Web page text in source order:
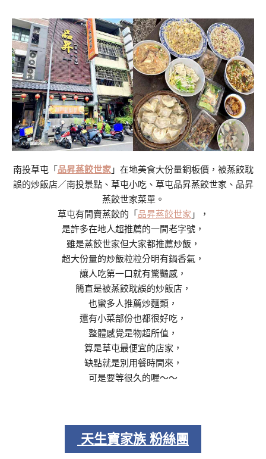
南投草屯「 品昇蒸餃世家」在地美食大份量銅板價，被蒸餃耽
誤的炒飯店／南投景點、草屯小吃、草屯品昇蒸餃世家、品昇
蒸餃世家菜單。
草屯有間賣蒸餃的「 品昇蒸餃世家 」，
是許多在地人超推薦的一間老字號，
雖是蒸餃世家但大家都推薦炒飯，
超大份量的炒飯粒粒分明有鍋香氣，
讓人吃第一口就有驚豔感，
簡直是被蒸餃耽誤的炒飯店，
也蠻多人推薦炒麵類，
還有小菜部份也都很好吃，
整體感覺是物超所值，
算是草屯最便宜的店家，
缺點就是別用餐時間來，
可是要等很久的喔～～
天生寶家族 粉絲團